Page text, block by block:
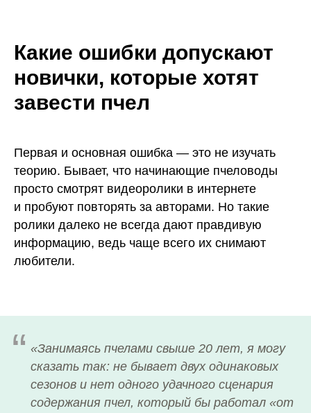
Какие ошибки допускают
новички, которые хотят
завести пчел
Первая и основная ошибка — это не изучать
теорию. Бывает, что начинающие пчеловоды
просто смотрят видеоролики в интернете
и пробуют повторять за авторами. Но такие
ролики далеко не всегда дают правдивую
информацию, ведь чаще всего их снимают
любители.
“ «Занимаясь пчелами свыше 20 лет, я могу
сказать так: не бывает двух одинаковых
сезонов и нет одного удачного сценария
содержания пчел, который бы работал «от